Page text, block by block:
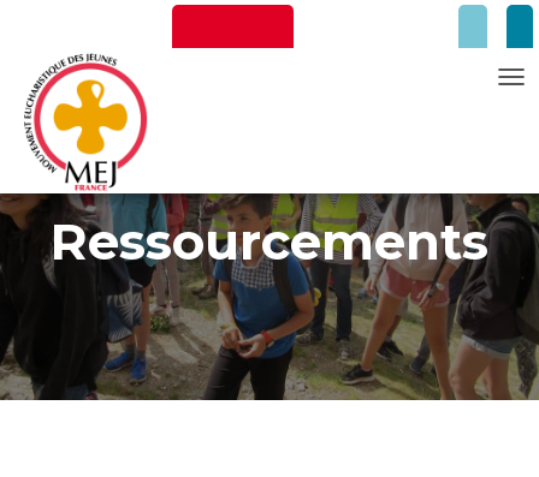
Newsletter
Mentions Légales
G
L
A
V
G
Ressourcements